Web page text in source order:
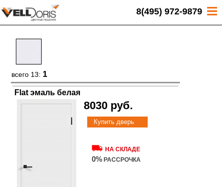
8(495) 972-9879
всего 13: 1
Flat эмаль белая
8030 руб.
Купить дверь
НА СКЛАДЕ
0% РАССРОЧКА